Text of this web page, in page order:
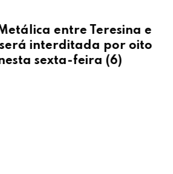
Teresina e
por oito
(6)
Carro pega
horas após
ponte de